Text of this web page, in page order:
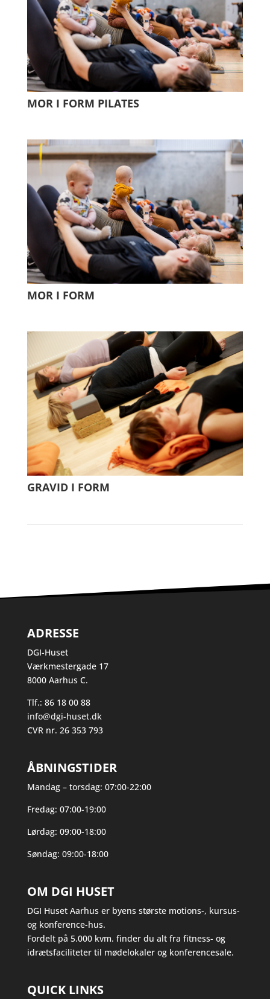
MOR I FORM PILATES
MOR I FORM
GRAVID I FORM
ADRESSE
DGI-Huset
Værkmestergade 17
8000 Aarhus C.
Tlf.: 86 18 00 88
info@dgi-huset.dk
CVR nr. 26 353 793
ÅBNINGSTIDER
Mandag – torsdag: 07:00-22:00
Fredag: 07:00-19:00
Lørdag: 09:00-18:00
Søndag: 09:00-18:00
OM DGI HUSET
DGI Huset Aarhus er byens største motions-, kursus-
og konference-hus.
Fordelt på 5.000 kvm. finder du alt fra fitness- og
idrætsfaciliteter til mødelokaler og konferencesale.
QUICK LINKS